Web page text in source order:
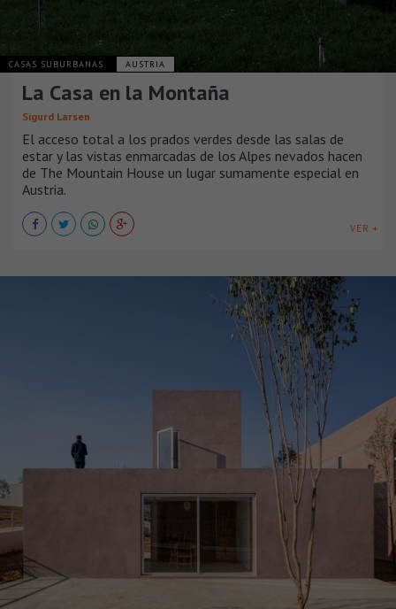
CASAS SUBURBANAS AUSTRIA
La Casa en la Montaña
Sigurd Larsen
El acceso total a los prados verdes desde las salas de
estar y las vistas enmarcadas de los Alpes nevados hacen
de The Mountain House un lugar sumamente especial en
Austria.
VER +